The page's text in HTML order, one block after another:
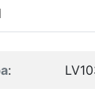
: